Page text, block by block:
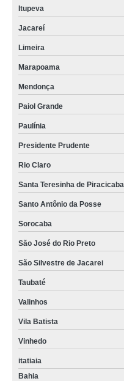
Itupeva
Jacareí
Limeira
Marapoama
Mendonça
Paiol Grande
Paulínia
Presidente Prudente
Rio Claro
Santa Teresinha de Piracicaba
Santo Antônio da Posse
Sorocaba
São José do Rio Preto
São Silvestre de Jacarei
Taubaté
Valinhos
Vila Batista
Vinhedo
itatiaia
Bahia